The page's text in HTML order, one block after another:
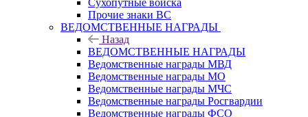
Сухопутные войска
Прочие знаки ВС
ВЕДОМСТВЕННЫЕ НАГРАДЫ
Назад
ВЕДОМСТВЕННЫЕ НАГРАДЫ
Ведомственные награды МВД
Ведомственные награды МО
Ведомственные награды МЧС
Ведомственные награды Росгвардии
Ведомственные награды ФСО